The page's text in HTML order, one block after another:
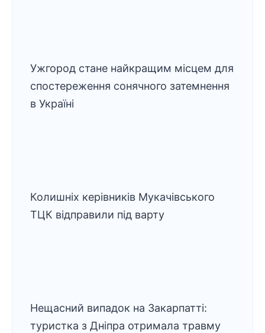
Ужгород стане найкращим місцем для
спостереження сонячного затемнення
в Україні
Колишніх керівників Мукачівського
ТЦК відправили під варту
Нещасний випадок на Закарпатті:
туристка з Дніпра отримала травму